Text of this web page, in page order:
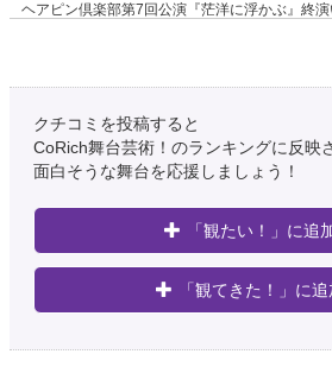
ヘアピン倶楽部第7回公演『茫洋に浮かぶ』終
仲居 凜(zono)
@rin_n1392
本日、千秋楽ー残り1ステージ！ 13時開演！ 昼
荻窪小劇場 上演時間約70分 ご予約は リプでも
https://t.co/Le2freuff2
@otokei0426
クチコミを投稿すると
CoRich舞台芸術！のランキングに反映
面白そうな舞台を応援しましょう！
「観たい！」に追
「観てきた！」に